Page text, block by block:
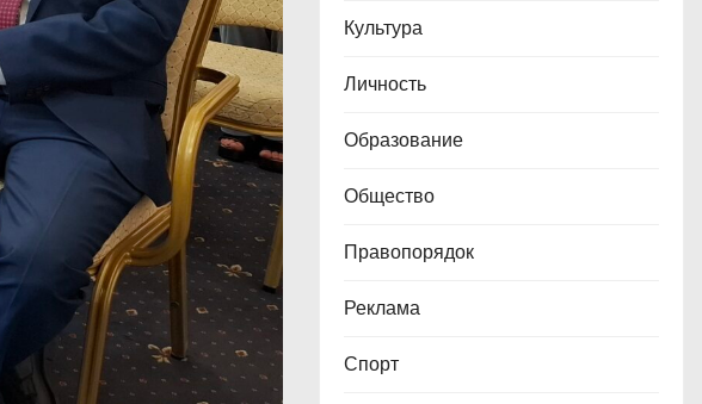
Культура
Личность
Образование
Общество
Правопорядок
Реклама
Спорт